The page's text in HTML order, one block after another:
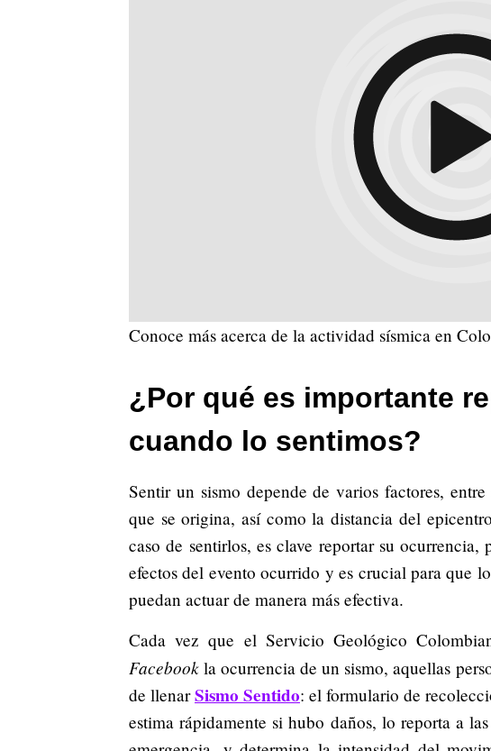
Conoce más acerca de la actividad sísmica en
¿Por qué es importante
cuando lo sentimos?
Sentir un sismo depende de varios factores,
que se origina, así como la distancia del
caso de sentirlos, es clave reportar su ocurrencia,
efectos del evento ocurrido y es crucial para que
puedan actuar de manera más efectiva.
Cada vez que el Servicio Geológico
Facebook la ocurrencia de un sismo, aquellas
de llenarSismo Sentido: el formulario de
estima rápidamente si hubo daños, lo reporta a